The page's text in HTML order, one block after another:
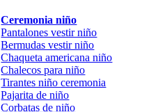
Ceremonia niño
Pantalones vestir niño
Bermudas vestir niño
Chaqueta americana niño
Chalecos para niño
Tirantes niño ceremonia
Pajarita de niño
Corbatas de niño